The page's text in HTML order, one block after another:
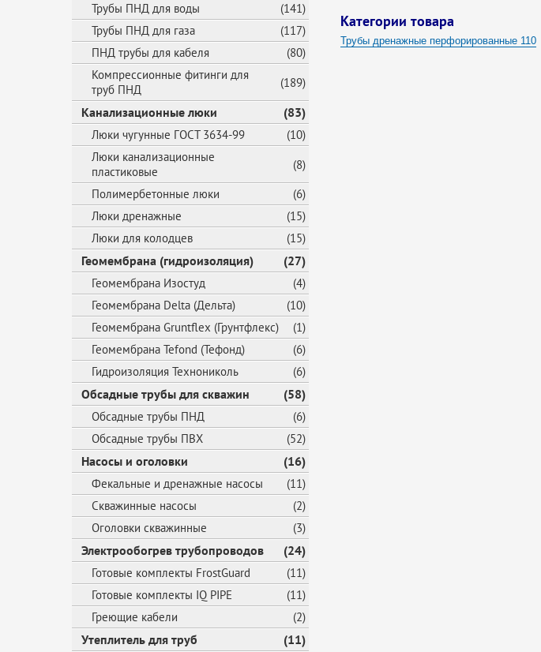
Трубы ПНД для воды
(141)
Трубы ПНД для газа
(117)
ПНД трубы для кабеля
(80)
Компрессионные фитинги для
труб ПНД
(189)
Канализационные люки (83)
Люки чугунные ГОСТ 3634-99
(10)
Люки канализационные
пластиковые
(8)
Полимербетонные люки
(6)
Люки дренажные
(15)
Люки для колодцев
(15)
Геомембрана (гидроизоляция) (27)
Геомембрана Изостуд
(4)
Геомембрана Delta (Дельта)
(10)
Геомембрана Gruntflex (Грунтфлекс)
(1)
Геомембрана Tefond (Тефонд)
(6)
Гидроизоляция Технониколь
(6)
Обсадные трубы для скважин (58)
Обсадные трубы ПНД
(6)
Обсадные трубы ПВХ
(52)
Насосы и оголовки (16)
Фекальные и дренажные насосы
(11)
Скважинные насосы
(2)
Оголовки скважинные
(3)
Электрообогрев трубопроводов (24)
Готовые комплекты FrostGuard
(11)
Готовые комплекты IQ PIPE
(11)
Греющие кабели
(2)
Утеплитель для труб (11)
Категории товара
Трубы дренажные перфорированные 110